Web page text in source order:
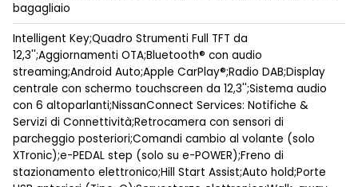
bagagliaio
Intelligent Key;Quadro Strumenti Full TFT da
12,3'';Aggiornamenti OTA;Bluetooth® con audio
streaming;Android Auto;Apple CarPlay®;Radio DAB;Display
centrale con schermo touchscreen da 12,3'';Sistema audio
con 6 altoparlanti;NissanConnect Services: Notifiche &
Servizi di Connettività;Retrocamera con sensori di
parcheggio posteriori;Comandi cambio al volante (solo
XTronic);e-PEDAL step (solo su e-POWER);Freno di
stazionamento elettronico;Hill Start Assist;Auto hold;Porte